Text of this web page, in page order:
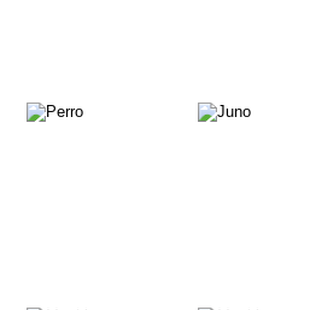
Ganz schön
Berlin!